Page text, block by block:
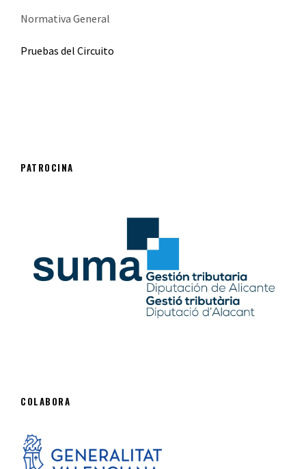
Normativa General
Pruebas del Circuito
PATROCINA
COLABORA